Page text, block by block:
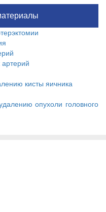
кисты яичника
опухоли головного